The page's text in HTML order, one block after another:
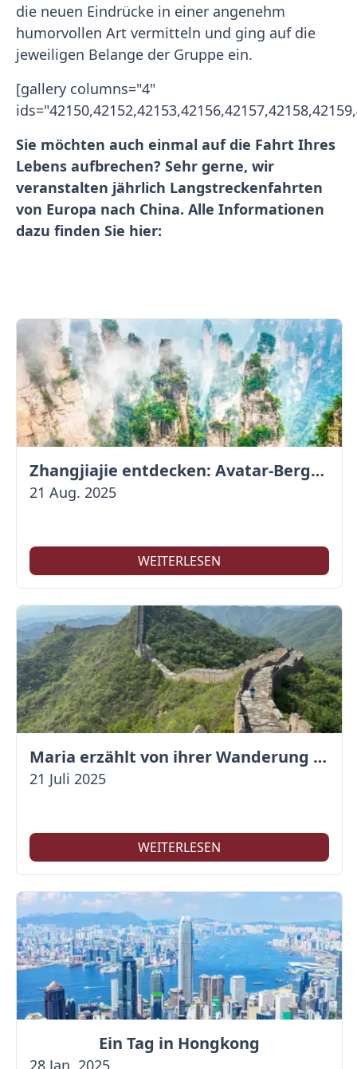
die neuen Eindrücke in einer angenehm
humorvollen Art vermitteln und ging auf die
jeweiligen Belange der Gruppe ein.
[gallery columns="4"
Sie möchten auch einmal auf die Fahrt Ihres
Lebens aufbrechen? Sehr gerne, wir
veranstalten jährlich Langstreckenfahrten
von Europa nach China. Alle Informationen
dazu finden Sie hier:
Zhangjiajie entdecken: Avatar-Berge & Altstadt von Fenghuang
21 Aug. 2025
WEITERLESEN
Maria erzählt von ihrer Wanderung auf der Großen Mauer
21 Juli 2025
WEITERLESEN
Ein Tag in Hongkong
28 Jan. 2025